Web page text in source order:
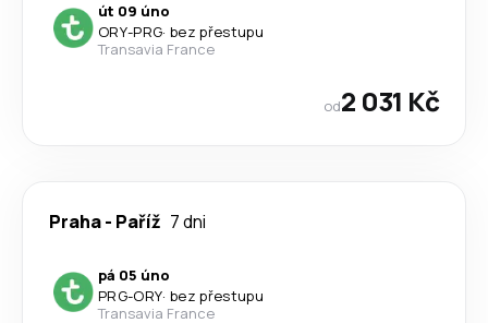
út 09 úno
ORY-PRG· bez přestupu
Transavia France
od2 031 Kč
Praha- Paříž 7 dni
pá 05 úno
PRG-ORY· bez přestupu
Transavia France